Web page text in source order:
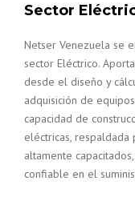
Sector
Netser Venezuela se
sector Eléctrico.
desde el diseño y
adquisición de
capacidad de
eléctricas,
altamente
confiable en el